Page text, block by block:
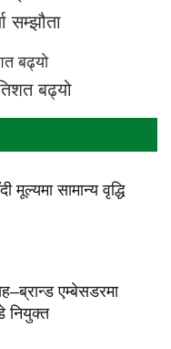
सम्झौता
बढ्यो
सामान्य वृद्धि
एम्बेसडरमा
नियुक्त